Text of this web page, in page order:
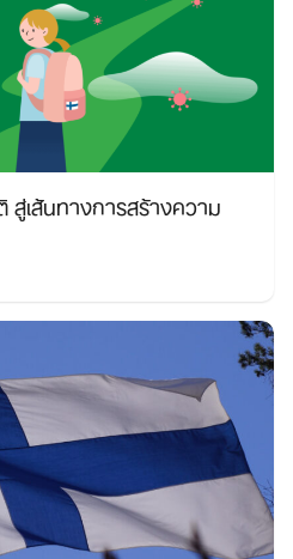
เส้นทางการสร้างความ